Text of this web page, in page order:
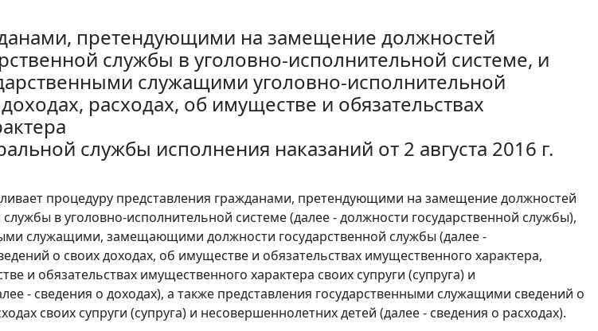
претендующими на замещение должностей
службы в уголовно-исполнительной системе, и
служащими уголовно-исполнительной
расходах, об имуществе и обязательствах
службы исполнения наказаний от 2 августа 2016 г.
процедуру представления гражданами, претендующими на замещение должностей
в уголовно-исполнительной системе (далее - должности государственной службы),
служащими, замещающими должности государственной службы (далее -
о своих доходах, об имуществе и обязательствах имущественного характера,
и обязательствах имущественного характера своих супруги (супруга) и
- сведения о доходах), а также представления государственными служащими сведений о
своих супруги (супруга) и несовершеннолетних детей (далее - сведения о расходах).